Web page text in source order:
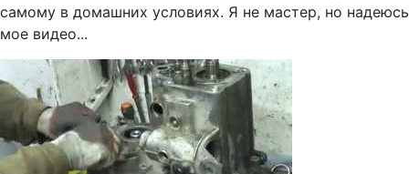
самому в домашних условиях. Я не мастер, но надеюсь
мое видео...